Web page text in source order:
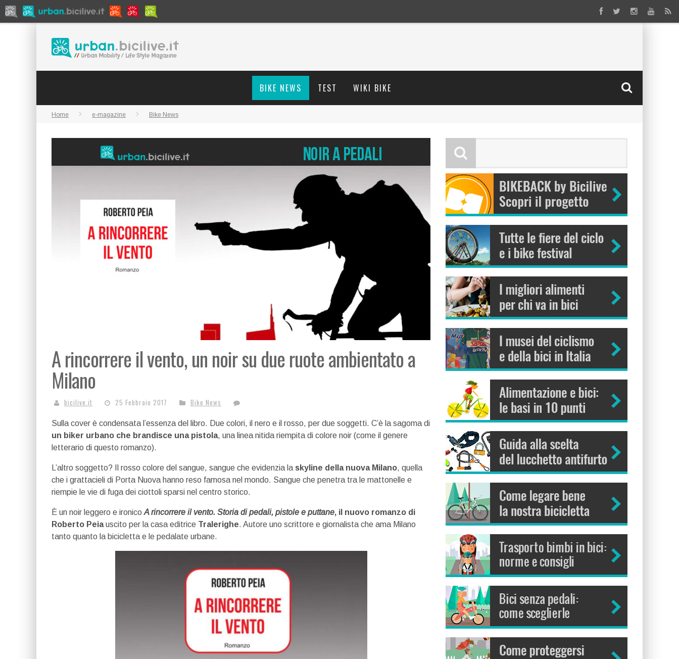
BIKE NEWS TEST WIKI BIKE
Home e-magazine Bike News
A rincorrere il vento, un noir su due ruote ambientato a
Milano
bicilive.it 25 Febbraio 2017 Bike News
Sulla cover è condensata l’essenza del libro. Due colori, il nero e il rosso, per due soggetti. C’è la sagoma di
un biker urbano che brandisce una pistola, una linea nitida riempita di colore noir (come il genere
letterario di questo romanzo).
L’altro soggetto? Il rosso colore del sangue, sangue che evidenzia la skyline della nuova Milano, quella
che i grattacieli di Porta Nuova hanno reso famosa nel mondo. Sangue che penetra tra le mattonelle e
riempie le vie di fuga dei ciottoli sparsi nel centro storico.
È un noir leggero e ironicoA rincorrere il vento. Storia di pedali, pistole e puttane, il nuovo romanzo di
Roberto Peiauscito per la casa editrice Tralerighe. Autore uno scrittore e giornalista che ama Milano
tanto quanto la bicicletta e le pedalate urbane.